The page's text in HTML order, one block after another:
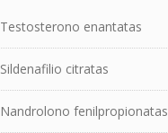
Testosterono enantatas
Sildenafilio citratas
Nandrolono fenilpropionatas